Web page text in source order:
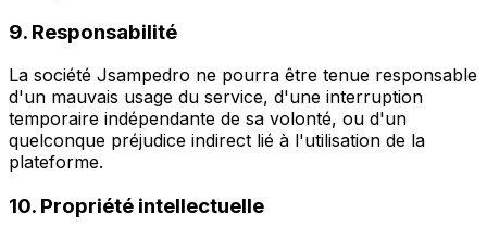
9. Responsabilité
La société Jsampedro ne pourra être tenue responsable
d'un mauvais usage du service, d'une interruption
temporaire indépendante de sa volonté, ou d'un
quelconque préjudice indirect lié à l'utilisation de la
plateforme.
10. Propriété intellectuelle